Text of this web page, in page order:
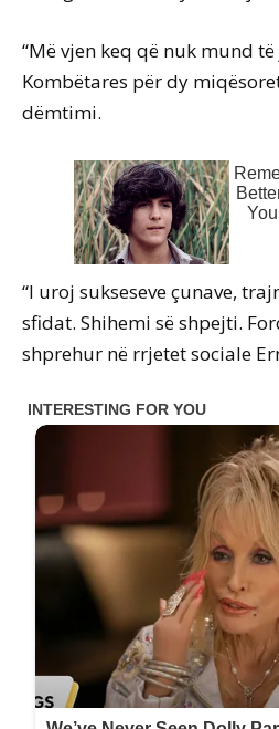
“Më vjen keq që nuk mund
Kombëtares për dy
dëmtimi.
“I uroj sukseseve çunave,
sfidat. Shihemi së shpejti.
shprehur në rrjetet sociale